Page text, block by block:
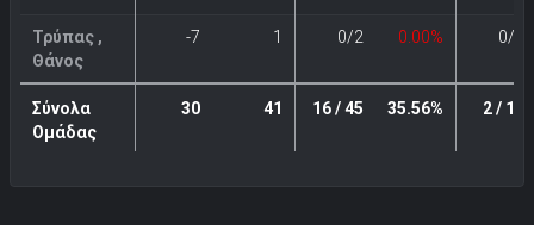
Τρύπας ,
Θάνος
-7 1 0/2 0.00% 0/4
Σύνολα
Ομάδας
30 41 16 / 45 35.56% 2 / 17